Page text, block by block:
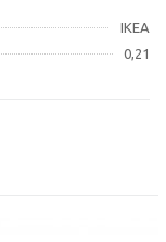
IKEA
0,21